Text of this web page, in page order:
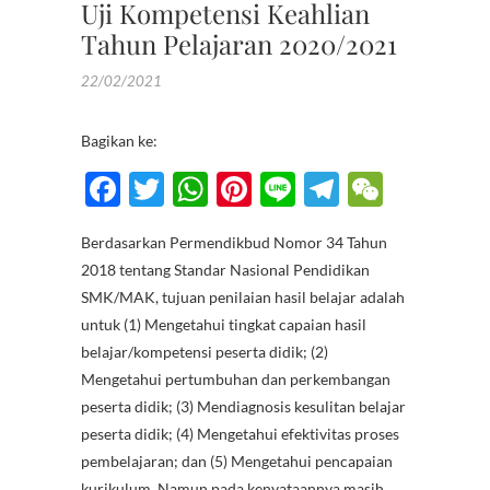
Uji Kompetensi Keahlian
Tahun Pelajaran 2020/2021
22/02/2021
Bagikan ke:
F
e
b
o
o
k
T
itt
er
W
at
s
A
p
p
Pi
er
es
t
Li
e
T
e
gr
a
m
C
h
Berdasarkan Permendikbud Nomor 34 Tahun
2018 tentang Standar Nasional Pendidikan
SMK/MAK, tujuan penilaian hasil belajar adalah
untuk (1) Mengetahui tingkat capaian hasil
belajar/kompetensi peserta didik; (2)
Mengetahui pertumbuhan dan perkembangan
peserta didik; (3) Mendiagnosis kesulitan belajar
peserta didik; (4) Mengetahui efektivitas proses
pembelajaran; dan (5) Mengetahui pencapaian